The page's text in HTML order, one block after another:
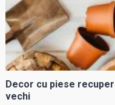
Decor cu piese
vechi